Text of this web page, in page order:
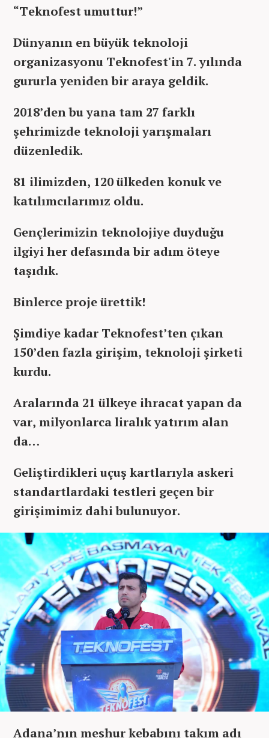
“Teknofest umuttur!”
Dünyanın en büyük teknoloji
organizasyonu Teknofest'in 7. yılında
gururla yeniden bir araya geldik.
2018’den bu yana tam 27 farklı
şehrimizde teknoloji yarışmaları
düzenledik.
81 ilimizden, 120 ülkeden konuk ve
katılımcılarımız oldu.
Gençlerimizin teknolojiye duyduğu
ilgiyi her defasında bir adım öteye
taşıdık.
Binlerce proje ürettik!
Şimdiye kadar Teknofest’ten çıkan
150’den fazla girişim, teknoloji şirketi
kurdu.
Aralarında 21 ülkeye ihracat yapan da
var, milyonlarca liralık yatırım alan
da…
Geliştirdikleri uçuş kartlarıyla askeri
standartlardaki testleri geçen bir
girişimimiz dahi bulunuyor.
Adana’nın meşhur kebabını takım adı